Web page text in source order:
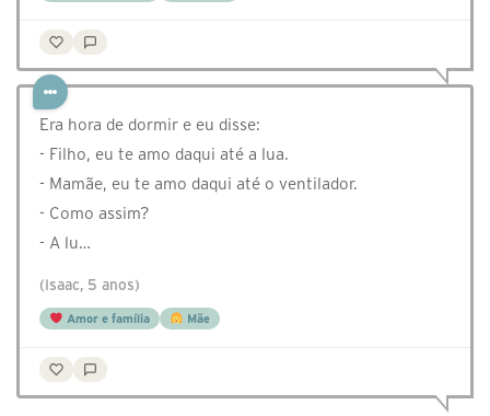
Era hora de dormir e eu disse:
- Filho, eu te amo daqui até a lua.
- Mamãe, eu te amo daqui até o ventilador.
- Como assim?
- A lu…
(Isaac, 5 anos)
Amor e família Mãe